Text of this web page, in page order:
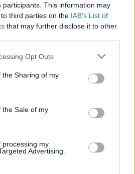
participants. This information may
third parties on the IAB’s List of
that may further disclose it to other
app uses one or more Google
usage behaviour. You may click to
Google and its third-party tags to
purposes in below Google
Opt Outs
the Sharing of my
the Sale of my
processing my
Advertising.